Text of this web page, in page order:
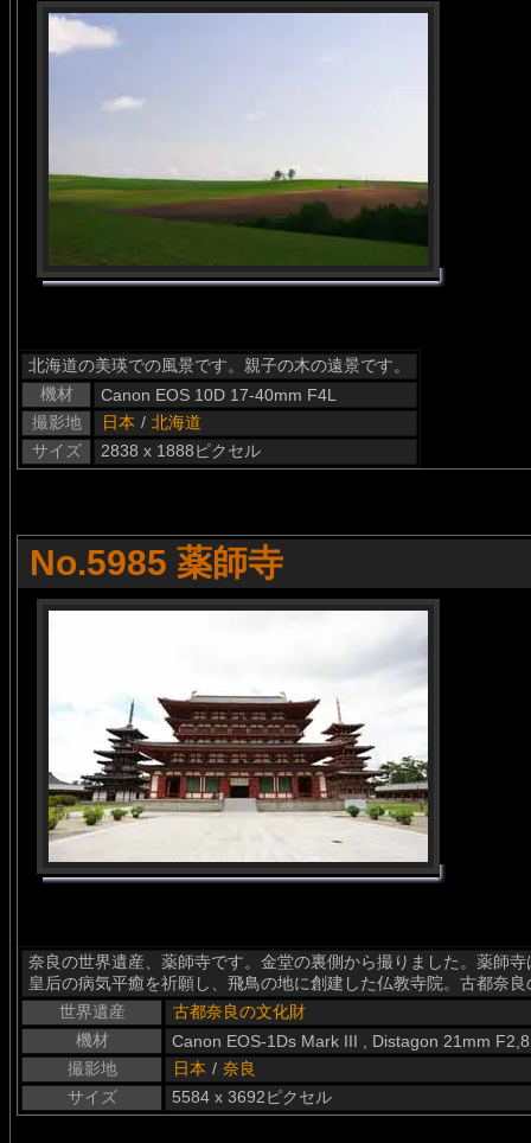
北海道の美瑛での風景です。親子の木の遠景です。
機材
Canon EOS 10D 17-40mm F4L
撮影地
日本 / 北海道
サイズ
2838 x 1888ピクセル
No.5985 薬師寺
奈良の世界遺産、薬師寺です。金堂の裏側から撮りました。薬師
皇后の病気平癒を祈願し、飛鳥の地に創建した仏教寺院。古都奈
世界遺産
古都奈良の文化財
機材
Canon EOS-1Ds Mark III , Distagon 21mm F2,8
撮影地
日本 / 奈良
サイズ
5584 x 3692ピクセル